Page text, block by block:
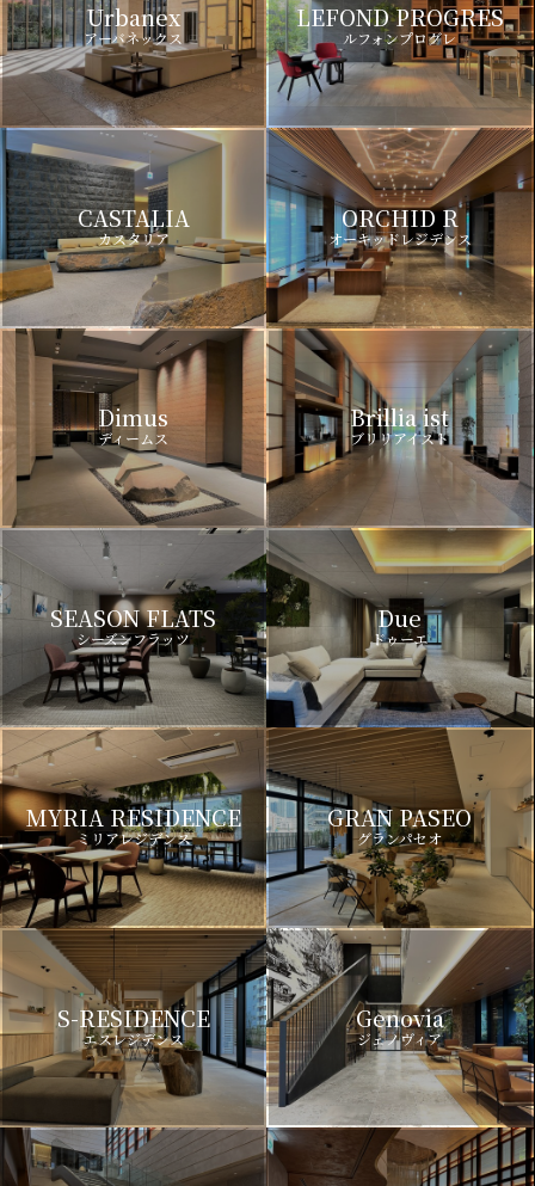
Urbanex
アーバネックス
LEFOND PROGRES
ルフォンプログレ
CASTALIA
カスタリア
ORCHID R
オーキッドレジデンス
Dimus
ディームス
Brillia ist
ブリリアイスト
SEASON FLATS
シーズンフラッツ
Due
ドゥーエ
MYRIA RESIDENCE
ミリアレジデンス
GRAN PASEO
グランパセオ
S-RESIDENCE
エスレジデンス
Genovia
ジェノヴィア